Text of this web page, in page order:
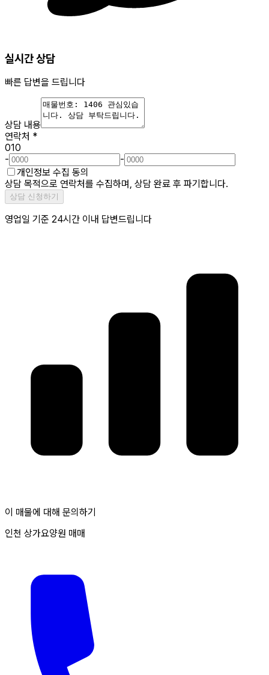
실시간 상담
빠른 답변을 드립니다
상담 내용
연락처 *
010
-
-
개인정보 수집 동의
상담 목적으로 연락처를 수집하며, 상담 완료 후 파기합니다.
상담 신청하기
영업일 기준 24시간 이내 답변드립니다
이 매물에 대해 문의하기
인천 상가요양원 매매